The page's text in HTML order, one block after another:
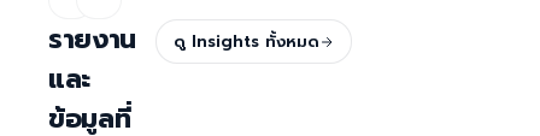
รายงาน
และ
ข้อมูลที่
ดู Insights ทั้งหมด